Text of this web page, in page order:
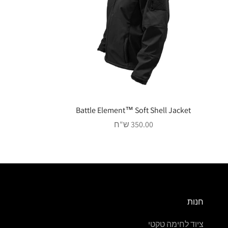
Battle Element™ Soft Shell Jacket
מחיר מבצע
350.00 ש"ח
חנות
ציוד לחימה טקטי